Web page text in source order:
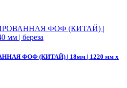
ФОФ (КИТАЙ) | 18мм | 1220 мм х